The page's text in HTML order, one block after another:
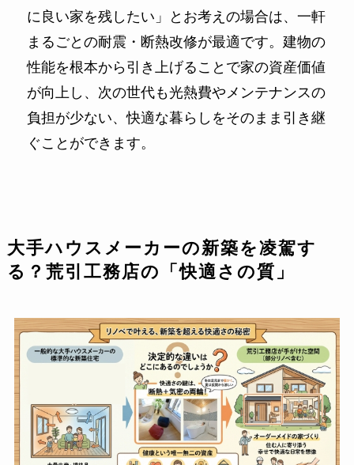
に良い家を残したい」とお考えの場合は、一軒
まるごとの耐震・断熱改修が最適です。建物の
性能を根本から引き上げることで家の資産価値
が向上し、次の世代も光熱費やメンテナンスの
負担が少ない、快適な暮らしをそのまま引き継
ぐことができます。
大手ハウスメーカーの新築を凌駕す
る？荒引工務店の「快適さの質」